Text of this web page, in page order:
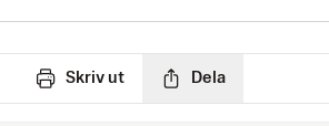
Skriv ut Dela